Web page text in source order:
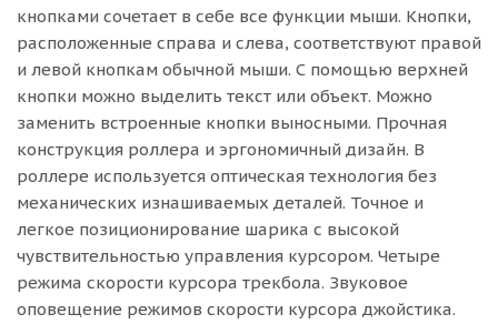
кнопками сочетает в себе все функции мыши. Кнопки,
расположенные справа и слева, соответствуют правой
и левой кнопкам обычной мыши. С помощью верхней
кнопки можно выделить текст или объект. Можно
заменить встроенные кнопки выносными. Прочная
конструкция роллера и эргономичный дизайн. В
роллере используется оптическая технология без
механических изнашиваемых деталей. Точное и
легкое позиционирование шарика с высокой
чувствительностью управления курсором. Четыре
режима скорости курсора трекбола. Звуковое
оповещение режимов скорости курсора джойстика.